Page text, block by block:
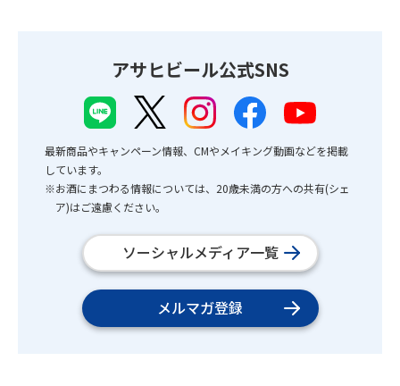
アサヒビール公式SNS
最新商品やキャンペーン情報、CMやメイキング動画などを掲載
しています。
※お酒にまつわる情報については、20歳未満の方への共有(シェ
ア)はご遠慮ください。
ソーシャルメディア一覧
メルマガ登録